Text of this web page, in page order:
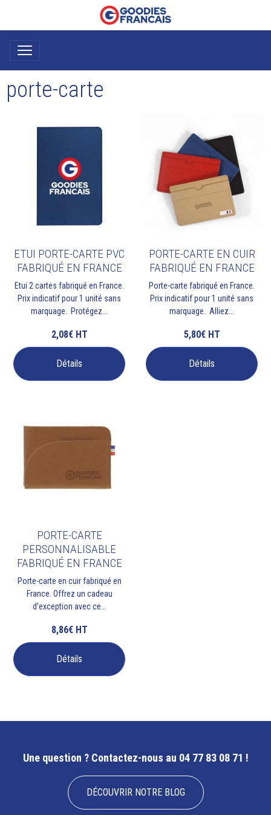
porte-carte
ETUI PORTE-CARTE PVC
FABRIQUÉ EN FRANCE
Etui 2 cartes fabriqué en France.
Prix indicatif pour 1 unité sans
marquage. Protégez...
2,08€ HT
Détails
PORTE-CARTE EN CUIR
FABRIQUÉ EN FRANCE
Porte-carte fabriqué en France.
Prix indicatif pour 1 unité sans
marquage. Alliez...
5,80€ HT
Détails
PORTE-CARTE
PERSONNALISABLE
FABRIQUÉ EN FRANCE
Porte-carte en cuir fabriqué en
France. Offrez un cadeau
d’exception avec ce...
8,86€ HT
Détails
Une question ? Contactez-nous au 04 77 83 08 71 !
DÉCOUVRIR NOTRE BLOG